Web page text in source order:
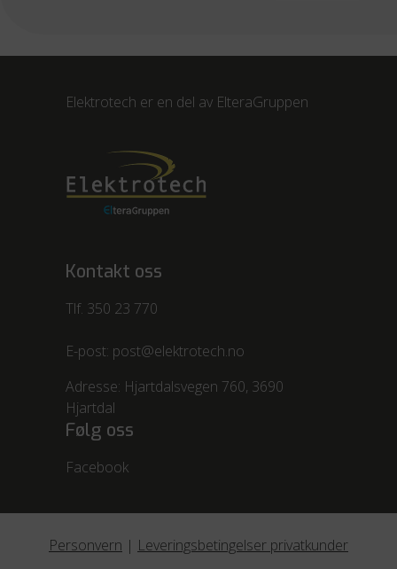
Elektrotech er en del av ElteraGruppen
Kontakt oss
Tlf. 350 23 770
E-post: post@elektrotech.no
Adresse: Hjartdalsvegen 760, 3690
Hjartdal
Følg oss
Facebook
Personvern | Leveringsbetingelser privatkunder